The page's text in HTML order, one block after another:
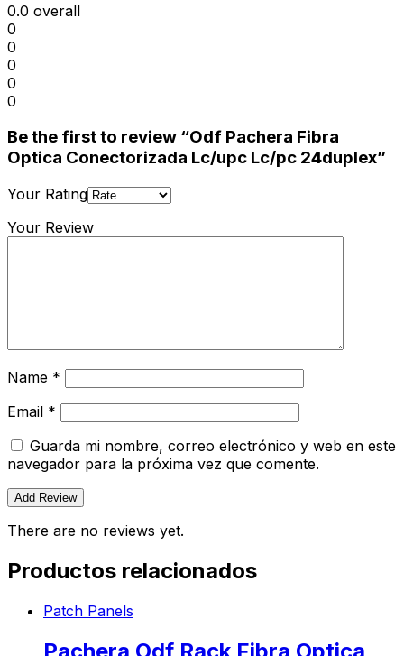
0.0 overall
0
0
0
0
0
Be the first to review “Odf Pachera Fibra
Optica Conectorizada Lc/upc Lc/pc 24duplex”
Your Rating
Your Review
Name *
Email *
Guarda mi nombre, correo electrónico y web en este
navegador para la próxima vez que comente.
There are no reviews yet.
Productos relacionados
Patch Panels